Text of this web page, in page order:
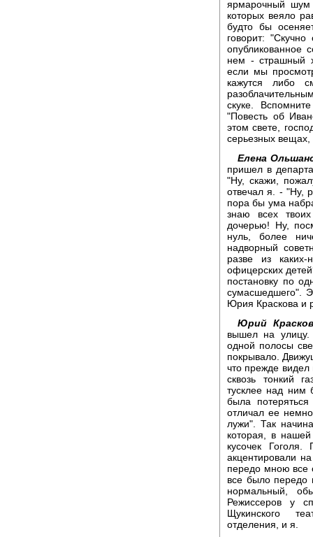
ярмарочный шум
которых веяло
будто бы
говорит:
опубликованное
нем - страшный
если мы
кажутся либо
скуке.
"Повесть об
этом свете,
серьезных вещах,
Елена
пришел в
"Ну, скажи,
отвечал я. - "Ну,
пора бы ума
знаю всех
дочерью! Ну,
нуль, более
надворный
разве из
офицерских
постановку по
сумасшедшего".
Юрия Краскова и
Юрий
вышел на
одной полосы
покрывало.
что прежде
сквозь тонкий
тусклее над ним
была
отличал ее
лужи". Так
которая, в нашей
кусочек
акцентировали
передо мною все
все было передо
нормальный,
Режиссеров у
Щукинского
отделения, и я.